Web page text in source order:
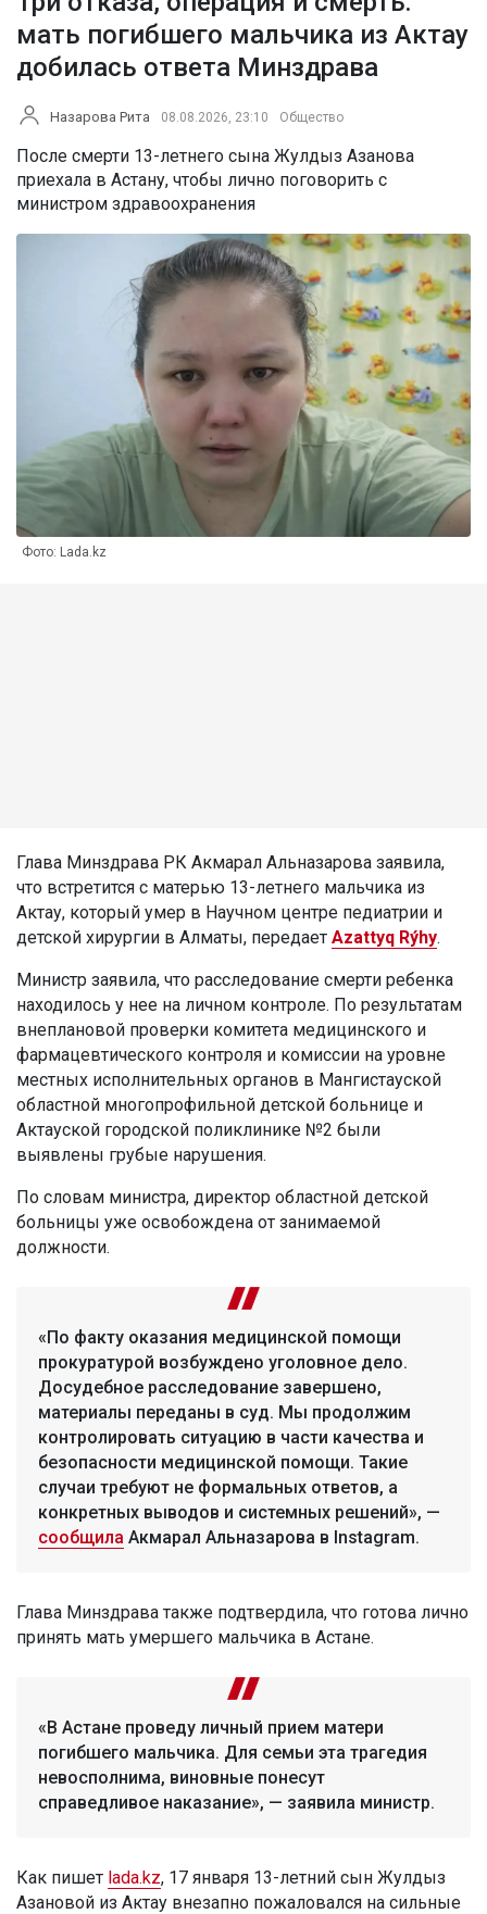
мать погибшего мальчика из Актау
добилась ответа Минздрава
Назарова Рита 08.08.2026, 23:10 Общество
После смерти 13-летнего сына Жулдыз Азанова
приехала в Астану, чтобы лично поговорить с
министром здравоохранения
Фото: Lada.kz
Глава Минздрава РК Акмарал Альназарова заявила,
что встретится с матерью 13-летнего мальчика из
Актау, который умер в Научном центре педиатрии и
детской хирургии в Алматы, передает Azattyq Rýhy.
Министр заявила, что расследование смерти ребенка
находилось у нее на личном контроле. По результатам
внеплановой проверки комитета медицинского и
фармацевтического контроля и комиссии на уровне
местных исполнительных органов в Мангистауской
областной многопрофильной детской больнице и
Актауской городской поликлинике №2 были
выявлены грубые нарушения.
По словам министра, директор областной детской
больницы уже освобождена от занимаемой
должности.
«По факту оказания медицинской помощи
прокуратурой возбуждено уголовное дело.
Досудебное расследование завершено,
материалы переданы в суд. Мы продолжим
контролировать ситуацию в части качества и
безопасности медицинской помощи. Такие
случаи требуют не формальных ответов, а
конкретных выводов и системных решений», —
сообщила Акмарал Альназарова в Instagram.
Глава Минздрава также подтвердила, что готова лично
принять мать умершего мальчика в Астане.
«В Астане проведу личный прием матери
погибшего мальчика. Для семьи эта трагедия
невосполнима, виновные понесут
справедливое наказание», — заявила министр.
Как пишет lada.kz, 17 января 13-летний сын Жулдыз
Азановой из Актау внезапно пожаловался на сильные